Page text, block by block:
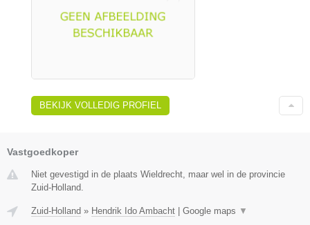
BEKIJK VOLLEDIG PROFIEL
Vastgoedkoper
Niet gevestigd in de plaats Wieldrecht, maar wel in de provincie
Zuid-Holland.
Zuid-Holland » Hendrik Ido Ambacht Google maps ▼